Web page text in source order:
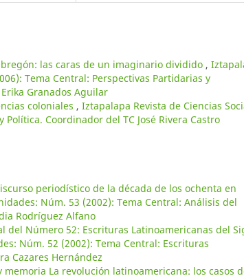
las caras de un imaginario dividido ,
Tema Central: Perspectivas Partidarias y
Granados Aguilar
coloniales , Iztapalapa Revista de Ciencias
Coordinador del TC José Rivera Castro
periodístico de la década de los ochenta en
Núm. 53 (2002): Tema Central: Análisis del
Rodríguez Alfano
del Número 52: Escrituras Latinoamericanas del
Núm. 52 (2002): Tema Central: Escrituras
Cazares Hernández
memoria La revolución latinoamericana: los casos